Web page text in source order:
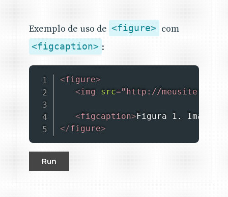
Exemplo de uso de <figure> com
<figcaption> :
<figure>
<img src=”http://
<figcaption>Figura 1. Imagem
</figure>
Run